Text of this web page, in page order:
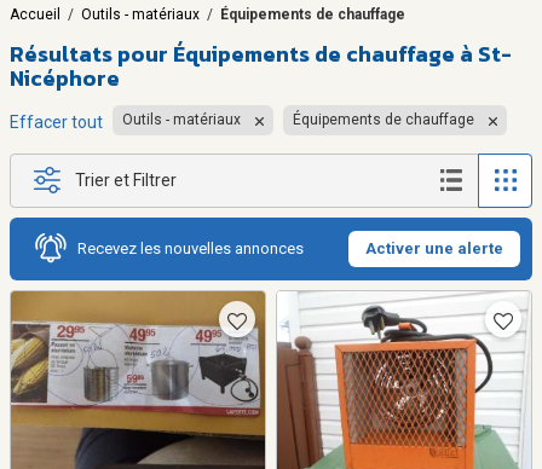
Accueil / Outils - matériaux / Équipements de chauffage
Résultats pour Équipements de chauffage à St-
Nicéphore
Effacer tout Outils - matériaux Équipements de chauffage
Trier et Filtrer
Recevez les nouvelles annonces Activer une alerte